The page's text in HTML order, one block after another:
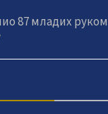
87 младих